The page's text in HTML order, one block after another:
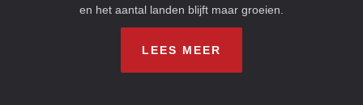
en het aantal landen blijft maar groeien.
LEES MEER